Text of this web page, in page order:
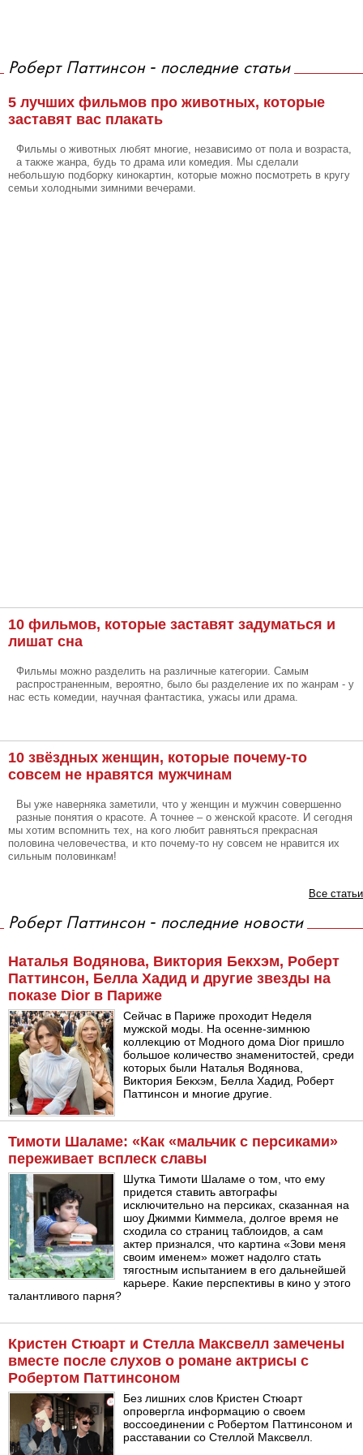
Роберт Паттинсон - последние статьи
5 лучших фильмов про животных, которые
заставят вас плакать
Фильмы о животных любят многие, независимо от пола и возраста,
а также жанра, будь то драма или комедия. Мы сделали
небольшую подборку кинокартин, которые можно посмотреть в кругу
семьи холодными зимними вечерами.
10 фильмов, которые заставят задуматься и
лишат сна
Фильмы можно разделить на различные категории. Самым
распространенным, вероятно, было бы разделение их по жанрам - у
нас есть комедии, научная фантастика, ужасы или драма.
10 звёздных женщин, которые почему-то
совсем не нравятся мужчинам
Вы уже наверняка заметили, что у женщин и мужчин совершенно
разные понятия о красоте. А точнее – о женской красоте. И сегодня
мы хотим вспомнить тех, на кого любит равняться прекрасная
половина человечества, и кто почему-то ну совсем не нравится их
сильным половинкам!
Все статьи
Роберт Паттинсон - последние новости
Наталья Водянова, Виктория Бекхэм, Роберт
Паттинсон, Белла Хадид и другие звезды на
показе Dior в Париже
Сейчас в Париже проходит Неделя
мужской моды. На осенне-зимнюю
коллекцию от Модного дома Dior пришло
большое количество знаменитостей, среди
которых были Наталья Водянова,
Виктория Бекхэм, Белла Хадид, Роберт
Паттинсон и многие другие.
Тимоти Шаламе: «Как «мальчик с персиками»
переживает всплеск славы
Шутка Тимоти Шаламе о том, что ему
придется ставить автографы
исключительно на персиках, сказанная на
шоу Джимми Киммела, долгое время не
сходила со страниц таблоидов, а сам
актер признался, что картина «Зови меня
своим именем» может надолго стать
тягостным испытанием в его дальнейшей
карьере. Какие перспективы в кино у этого
талантливого парня?
Кристен Стюарт и Стелла Максвелл замечены
вместе после слухов о романе актрисы с
Робертом Паттинсоном
Без лишних слов Кристен Стюарт
опровергла информацию о своем
воссоединении с Робертом Паттинсоном и
расставании со Стеллой Максвелл.